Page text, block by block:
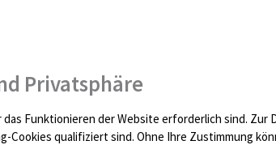
rostock.de
Privatsphäre
Funktionieren der Website erforderlich sind. Zur
Cookies qualifiziert sind. Ohne Ihre Zustimmung